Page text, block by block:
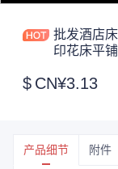
批发酒店
印花床平
$ CN¥3.13
产品细节 附件